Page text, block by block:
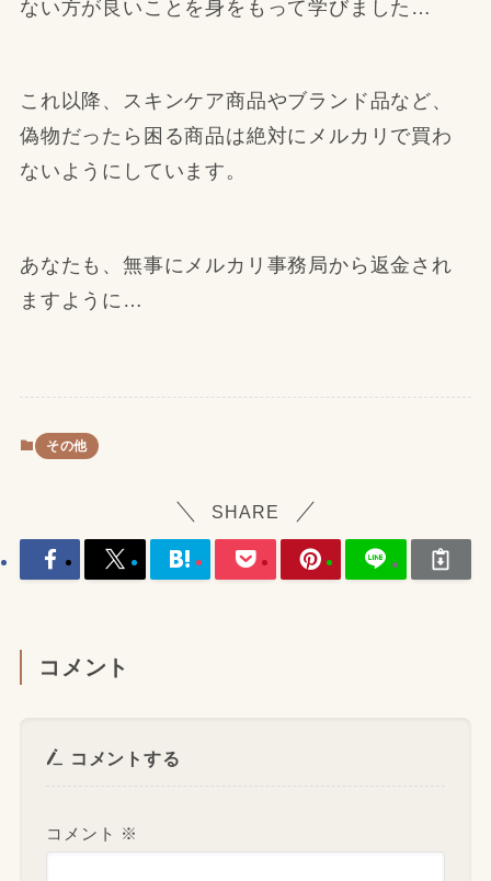
ない方が良いことを身をもって学びました…
これ以降、スキンケア商品やブランド品など、
偽物だったら困る商品は絶対にメルカリで買わ
ないようにしています。
あなたも、無事にメルカリ事務局から返金され
ますように…
その他
SHARE
コメント
コメントする
コメント ※